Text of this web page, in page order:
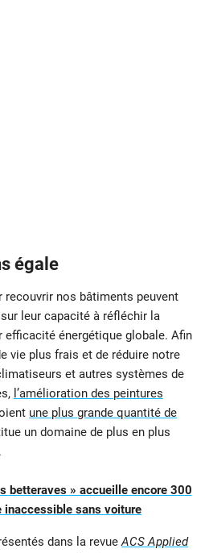
égale
nos bâtiments peuvent
leur capacité à réfléchir la
efficacité énergétique globale. Afin
vie plus frais et de réduire notre
et autres systèmes de
l’amélioration des peintures
une plus grande quantité de
un domaine de plus en plus
betteraves » accueille encore 300
sans voiture
dans la revueACS Applied